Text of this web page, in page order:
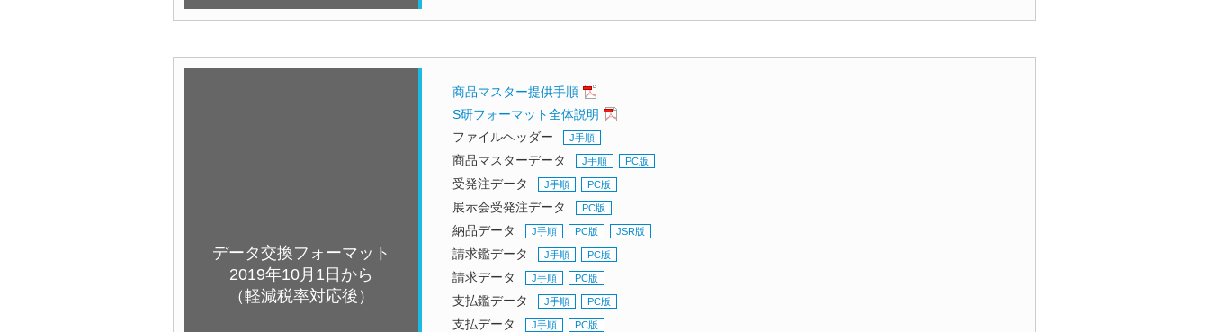
データ交換フォーマット
2019年10月1日から
（軽減税率対応後）
商品マスター提供手順
S研フォーマット全体説明
ファイルヘッダー
J手順
商品マスターデータ J手順 PC版
受発注データ J手順 PC版
展示会受発注データ PC版
納品データ J手順 PC版 JSR版
請求鑑データ J手順 PC版
請求データ J手順 PC版
支払鑑データ J手順 PC版
支払データ J手順 PC版